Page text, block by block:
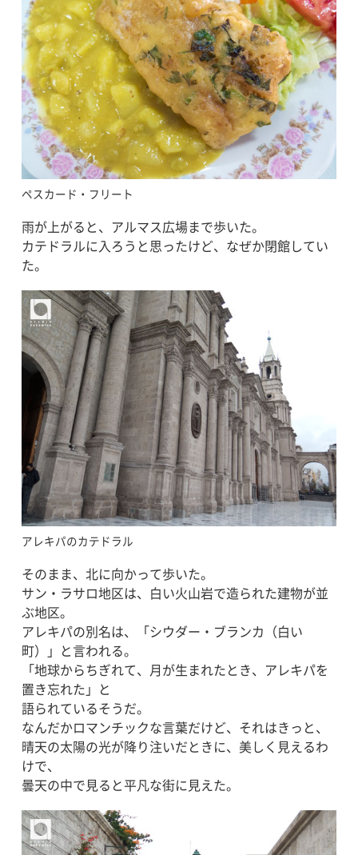
ペスカード・フリート
雨が上がると、アルマス広場まで歩いた。
カテドラルに入ろうと思ったけど、なぜか閉館してい
た。
アレキパのカテドラル
そのまま、北に向かって歩いた。
サン・ラサロ地区は、白い火山岩で造られた建物が並
ぶ地区。
アレキパの別名は、「シウダー・ブランカ（白い
町）」と言われる。
「地球からちぎれて、月が生まれたとき、アレキパを
置き忘れた」と
語られているそうだ。
なんだかロマンチックな言葉だけど、それはきっと、
晴天の太陽の光が降り注いだときに、美しく見えるわ
けで、
曇天の中で見ると平凡な街に見えた。